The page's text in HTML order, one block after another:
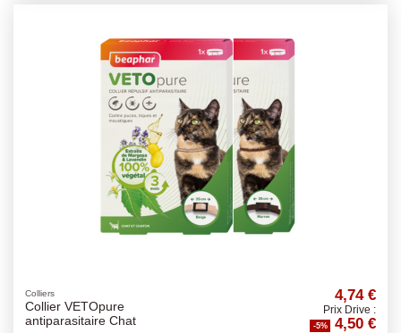
Colliers
Collier VETOpure
antiparasitaire Chat
4,74 €
Prix Drive :
-5% 4,50 €